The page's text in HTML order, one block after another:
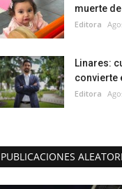
muerte
Editora
Linares:
convierte
Editora
PUBLICACIONES